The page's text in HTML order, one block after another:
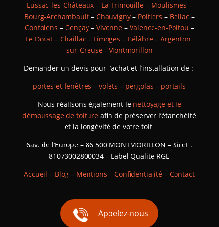
Lussac-les-Châteaux– La Trimouille– Moulismes –
Bourg-Archambault– Chauvigny– Poitiers – Bellac –
Confolens – Gençay– Vivonne– Valence-en-Poitou –
Le Dorat –Chaillac – Limoges – Bélâbre –Argenton-
sur-Creuse– Montmorillon
Demander un devis pour l’achat et l’installation de :
portes et fenêtres –volets – pergolas – portails
Nous réalisons également le nettoyage et le
démoussage de toiture afin de préserver l’étanchéité
et la longévité de votre toit.
6av. de l’Europe – 86 500 MONTMORILLON – Siret :
81073002800034 – Label Qualité RGE
Accueil – Blog – Mentions – Confidentialité –Contact
Appelez-nous